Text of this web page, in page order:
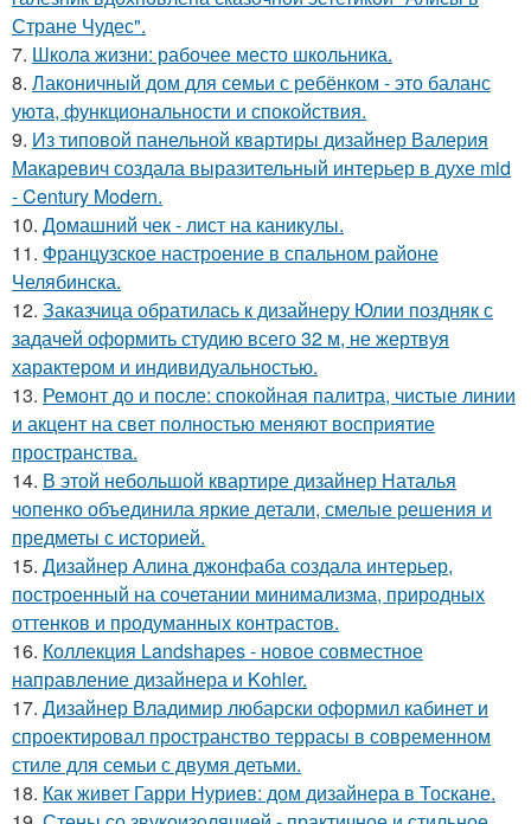
Стране Чудес".
7. Школа жизни: рабочее место школьника.
8. Лаконичный дом для семьи с ребёнком - это баланс
уюта, функциональности и спокойствия.
9. Из типовой панельной квартиры дизайнер Валерия
Макаревич создала выразительный интерьер в духе mid
- Century Modern.
10. Домашний чек - лист на каникулы.
11. Французское настроение в спальном районе
Челябинска.
12. Заказчица обратилась к дизайнеру Юлии поздняк с
задачей оформить студию всего 32 м, не жертвуя
характером и индивидуальностью.
13. Ремонт до и после: спокойная палитра, чистые линии
и акцент на свет полностью меняют восприятие
пространства.
14. В этой небольшой квартире дизайнер Наталья
чопенко объединила яркие детали, смелые решения и
предметы с историей.
15. Дизайнер Алина джонфаба создала интерьер,
построенный на сочетании минимализма, природных
оттенков и продуманных контрастов.
16. Коллекция Landshapes - новое совместное
направление дизайнера и Kohler.
17. Дизайнер Владимир любарски оформил кабинет и
спроектировал пространство террасы в современном
стиле для семьи с двумя детьми.
18. Как живет Гарри Нуриев: дом дизайнера в Тоскане.